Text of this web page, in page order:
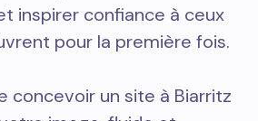
inspirer confiance à ceux
pour la première fois.
concevoir un site à Biarritz